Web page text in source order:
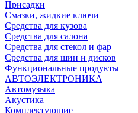
Присадки
Смазки, жидкие ключи
Средства для кузова
Средства для салона
Средства для стекол и фар
Средства для шин и дисков
Функциональные продукты
АВТОЭЛЕКТРОНИКА
Автомузыка
Акустика
Комплектующие